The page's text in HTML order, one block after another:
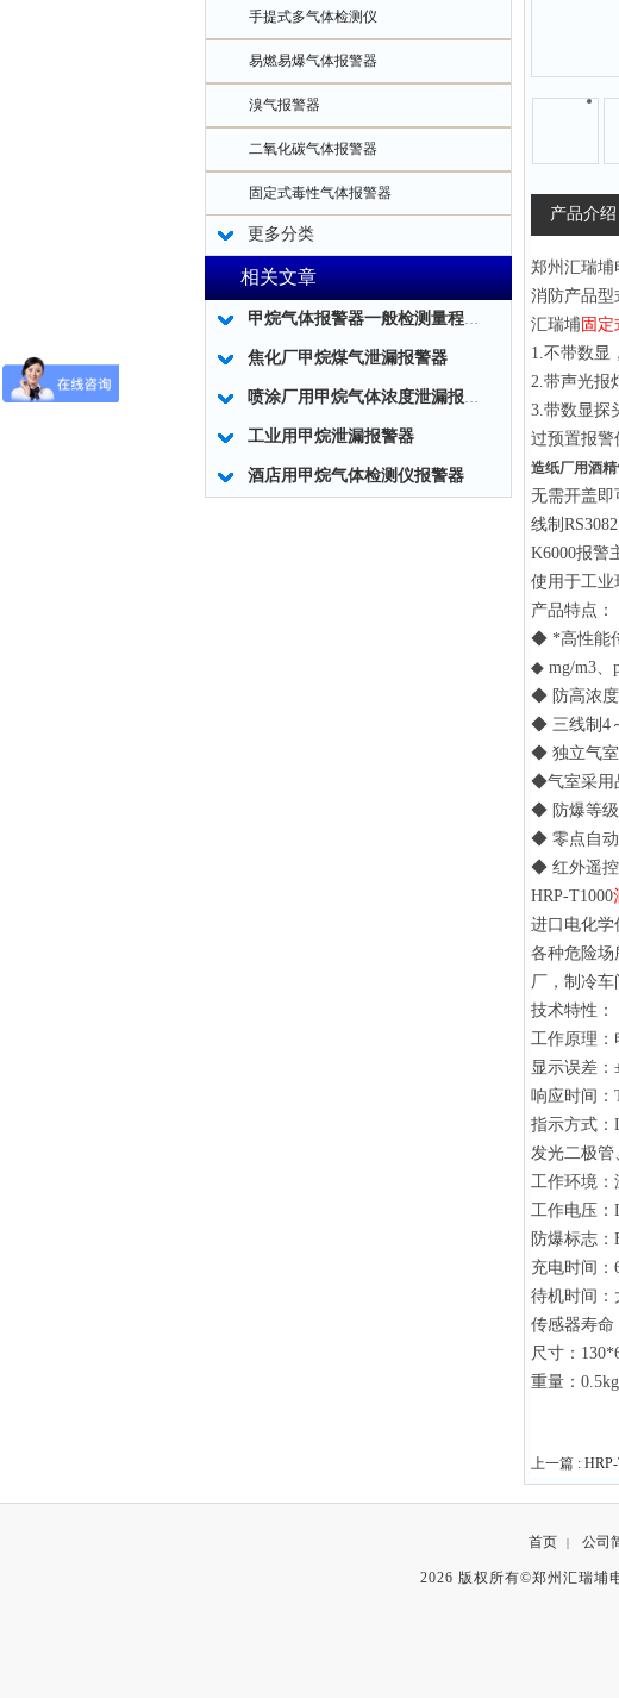
手提式多气体检测仪
易燃易爆气体报警器
溴气报警器
二氧化碳气体报警器
固定式毒性气体报警器
更多分类
相关文章
甲烷气体报警器一般检测量程值说明
焦化厂甲烷煤气泄漏报警器
喷涂厂用甲烷气体浓度泄漏报警器
工业用甲烷泄漏报警器
酒店用甲烷气体检测仪报警器
产品介绍
郑州汇瑞埔
消防产品型
汇瑞埔 固定
1.不带数显 ，
2.带声光报
3.带数显探
过预置报警
造纸厂用酒
无需开盖即
线制
K6000报警
使用于工业
产品特点：
◆ *高性能
◆ mg/m3、
◆ 防高浓度
◆ 三线制4
◆ 独立气室
◆气室采用
◆ 防爆等级
◆ 零点自动
◆ 红外遥控
HRP-T1000
进口电化学
各种危险场
厂，制冷
技术特性：
工作原理：
显示误差：
响应时间：
指示方式：
发光二极管
工作环境：
工作电压：
防爆标志
充电时间：
待机时间：
传感器寿命
尺寸：
重量：0.5kg
上一篇 :
首页 | 公司
2026 版权所有©郑州汇瑞埔